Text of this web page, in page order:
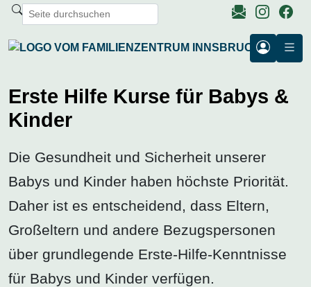
Erste Hilfe Kurse für Babys &
Kinder
Die Gesundheit und Sicherheit unserer
Babys und Kinder haben höchste Priorität.
Daher ist es entscheidend, dass Eltern,
Großeltern und andere Bezugspersonen
über grundlegende Erste-Hilfe-Kenntnisse
für Babys und Kinder verfügen.